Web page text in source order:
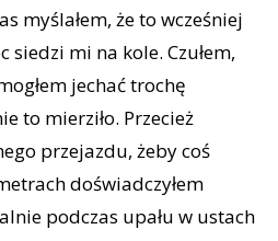
myślałem, że to wcześniej
siedzi mi na kole. Czułem,
jechać trochę
to mierziło. Przecież
przejazdu, żeby coś
doświadczyłem
podczas upału w ustach